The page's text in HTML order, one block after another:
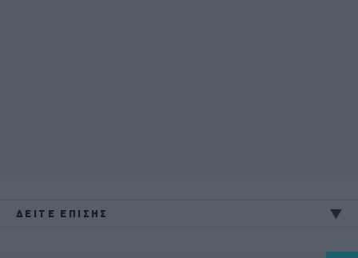
ΔΕΙΤΕ ΕΠΙΣΗΣ